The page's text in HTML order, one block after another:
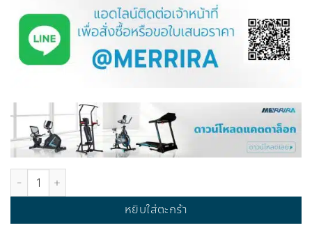
จำนวน ลู่วิ่งไฟฟ้า รุ่น MAVERIX ชิ้น
หยิบใส่ตะกร้า